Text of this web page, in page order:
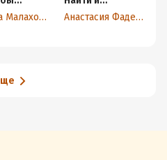
Галина Малахова
устранить
причину
Анастасия Фадеева